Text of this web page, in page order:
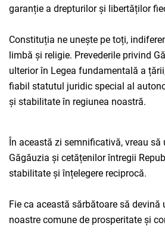
garanție a drepturilor și libertăților
Constituția ne unește pe toți,
limbă și religie. Prevederile privind
ulterior în Legea fundamentală a
fiabil statutul juridic special al
și stabilitate în
În această zi semnificativă, vreau
Găgăuzia și cetățenilor întregii
stabilitate și înțelegere reciprocă.
Fie ca această sărbătoare să
noastre comune de prosperitate și